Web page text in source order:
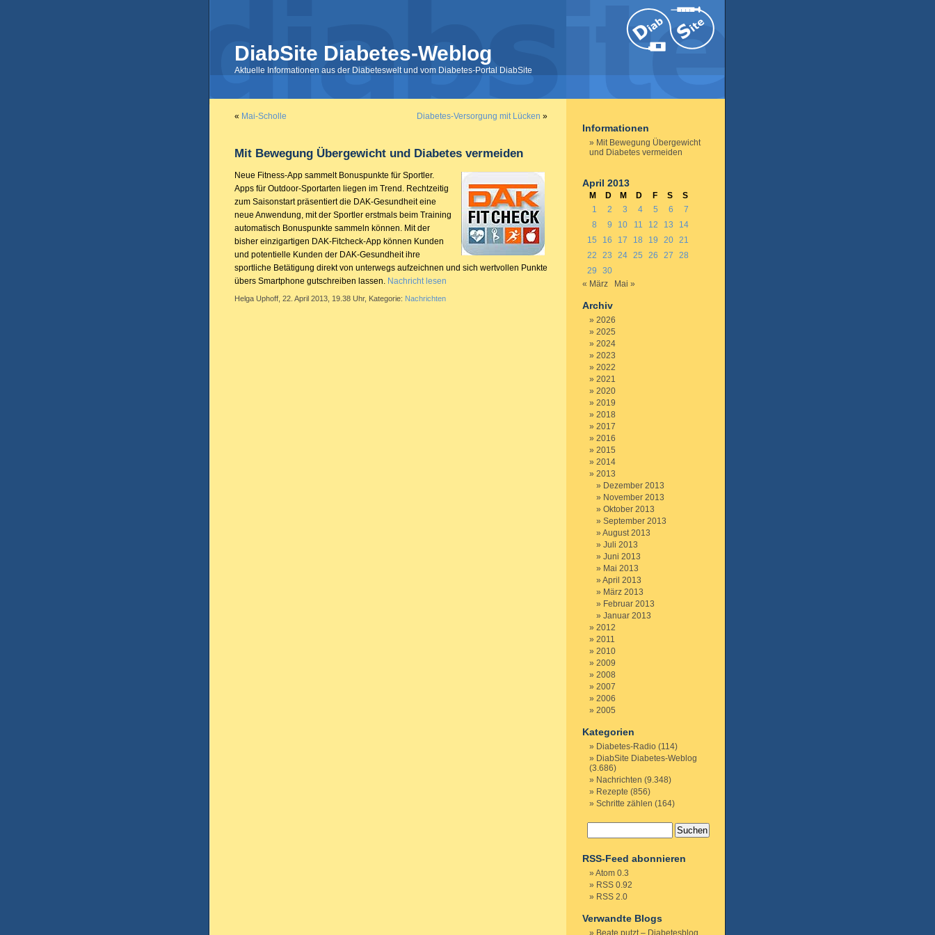
DiabSite Diabetes-Weblog
Aktuelle Informationen aus der Diabeteswelt und vom Diabetes-Portal DiabSite
« Mai-Scholle Diabetes-Versorgung mit Lücken »
Mit Bewegung Übergewicht und Diabetes vermeiden
Neue Fitness-App sammelt Bonuspunkte für Sportler.
Apps für Outdoor-Sportarten liegen im Trend. Rechtzeitig
zum Saisonstart präsentiert die DAK-Gesundheit eine
neue Anwendung, mit der Sportler erstmals beim Training
automatisch Bonuspunkte sammeln können. Mit der
bisher einzigartigen DAK-Fitcheck-App können Kunden
und potentielle Kunden der DAK-Gesundheit ihre
sportliche Betätigung direkt von unterwegs aufzeichnen und sich wertvollen Punkte
übers Smartphone gutschreiben lassen. Nachricht lesen
Helga Uphoff, 22. April 2013, 19.38 Uhr, Kategorie: Nachrichten
Informationen
Mit Bewegung Übergewicht
und Diabetes vermeiden
April 2013
M D M D F S
S
1
2 3 4 5 6
7
8
9 10 11 12 13
14
15
16 17 18 19 20 21
22
23 24 25 26 27
28
29
30
« März
Mai »
Archiv
2026
2025
2024
2023
2022
2021
2020
2019
2018
2017
2016
2015
2014
2013
Dezember 2013
November 2013
Oktober 2013
September 2013
August 2013
Juli 2013
Juni 2013
Mai 2013
April 2013
März 2013
Februar 2013
Januar 2013
2012
2011
2010
2009
2008
2007
2006
2005
Kategorien
Diabetes-Radio (114)
DiabSite Diabetes-Weblog
(3.686)
Nachrichten (9.348)
Rezepte (856)
Schritte zählen (164)
RSS-Feed abonnieren
Atom 0.3
RSS 0.92
RSS 2.0
Verwandte Blogs
Beate putzt – Diabetesblog